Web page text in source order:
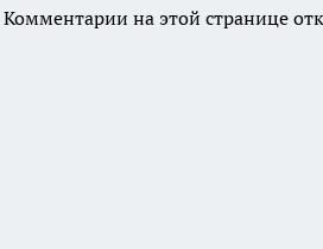
Комментарии на этой странице